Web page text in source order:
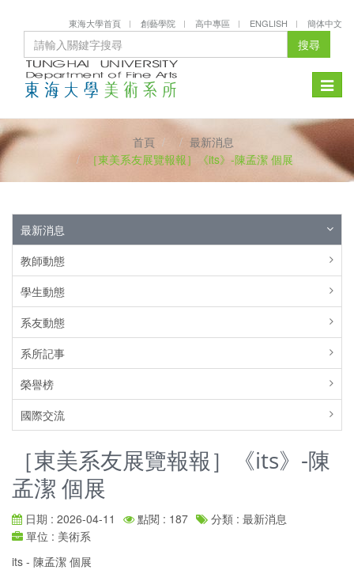
東海大學首頁 創藝學院 高中專區 ENGLISH 簡体中文
搜尋
Toggle
首頁
最新消息
［東美系友展覽報報］《its》-陳孟潔 個展
最新消息
教師動態
學生動態
系友動態
系所記事
榮譽榜
國際交流
［東美系友展覽報報］《its》-陳
孟潔 個展
日期 : 2026-04-11 點閱 : 187
分類 : 最新消息
單位 : 美術系
its - 陳孟潔 個展